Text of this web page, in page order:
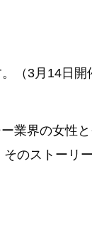
（3月14日開
の
ト